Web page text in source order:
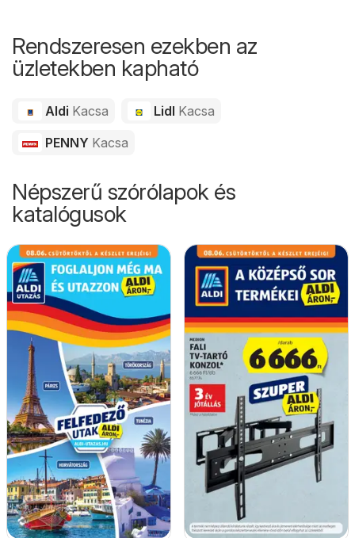
Rendszeresen ezekben az
üzletekben kapható
Aldi Kacsa Lidl Kacsa
PENNY Kacsa
Népszerű szórólapok és
katalógusok